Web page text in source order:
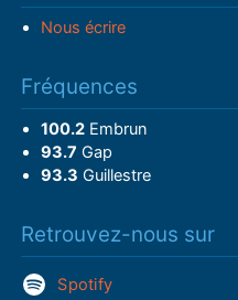
Nous écrire
Fréquences
100.2Embrun
93.7 Gap
93.3 Guillestre
Retrouvez-nous sur
Spotify